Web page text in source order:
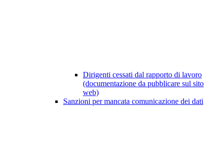
Dirigenti cessati dal rapporto di lavoro
(documentazione da pubblicare sul sito
web)
Sanzioni per mancata comunicazione dei dati